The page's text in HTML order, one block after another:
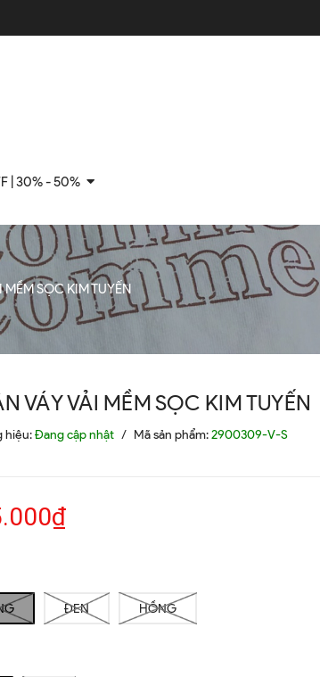
| 30% - 50%
MỀM SỌC KIM TUYẾN
VÁY VẢI MỀM SỌC KIM TUYẾN
hiệu:Đang cập nhật / Mã sản phẩm:2900309-V-S
ĐEN HỒNG